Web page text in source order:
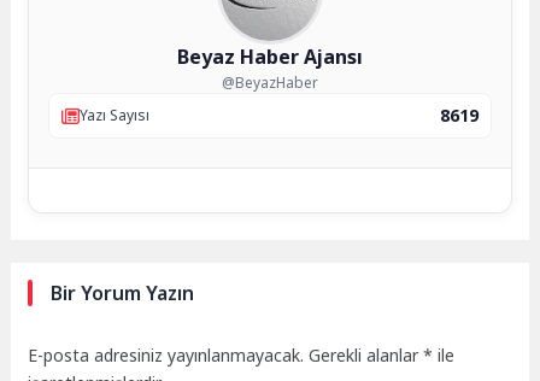
Beyaz Haber Ajansı
@BeyazHaber
Yazı Sayısı
8619
Bir Yorum Yazın
E-posta adresiniz yayınlanmayacak. Gerekli alanlar* ile